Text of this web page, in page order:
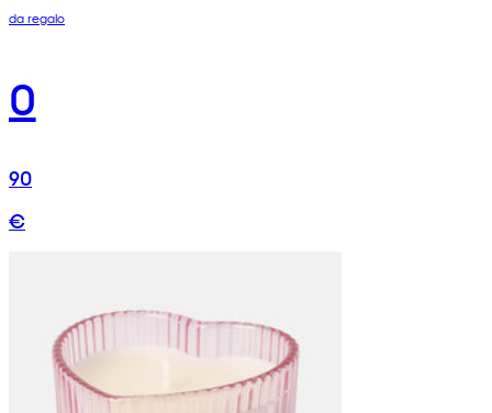
da regalo
0
90
€